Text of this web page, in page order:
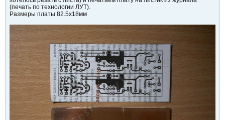
(печать по технологии ЛУТ).
Размеры платы 82.5х18мм